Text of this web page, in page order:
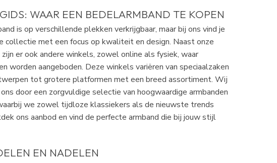
WAAR EEN BEDELARMBAND TE KOPEN
is op verschillende plekken verkrijgbaar, maar bij ons vind je
collectie met een focus op kwaliteit en design. Naast onze
er ook andere winkels, zowel online als fysiek, waar
worden aangeboden. Deze winkels variëren van speciaalzaken
tot grotere platformen met een breed assortiment. Wij
door een zorgvuldige selectie van hoogwaardige armbanden
we zowel tijdloze klassiekers als de nieuwste trends
ons aanbod en vind de perfecte armband die bij jouw stijl
EN NADELEN